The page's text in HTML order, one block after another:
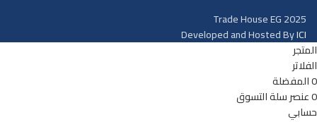
Trade House EG2025
Developed and Hosted ByICI
المتجر
الفلاتر
0المفضلة
0عنصرسلة التسوق
حسابي